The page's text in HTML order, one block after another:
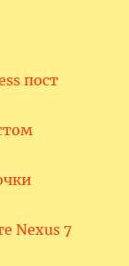
пост
Nexus 7